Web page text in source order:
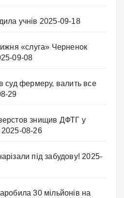
учнів 2025-09-18
«слуга» Черненок
09-08
суд фермеру, валить все
29
знищив ДФТГ у
2025-08-26
під забудову! 2025-
30 мільйонів на